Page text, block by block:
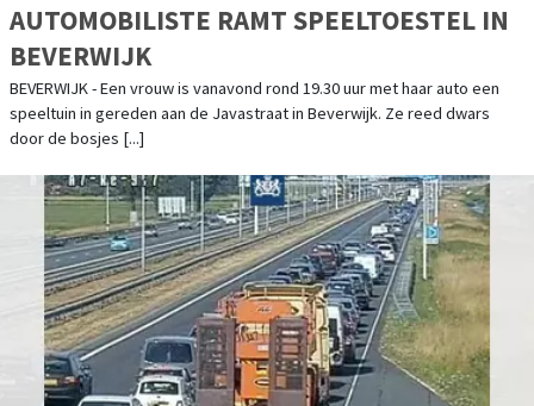
AUTOMOBILISTE RAMT SPEELTOESTEL IN
BEVERWIJK
BEVERWIJK - Een vrouw is vanavond rond 19.30 uur met haar auto een
speeltuin in gereden aan de Javastraat in Beverwijk. Ze reed dwars
door de bosjes [...]